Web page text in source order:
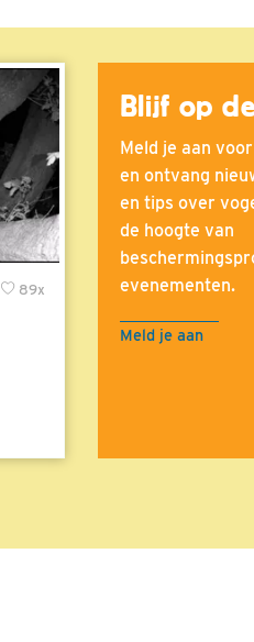
89x
Blijf op
Meld je aan
en ontvang
en tips over
de hoogte van
evenementen.
Meld je aan